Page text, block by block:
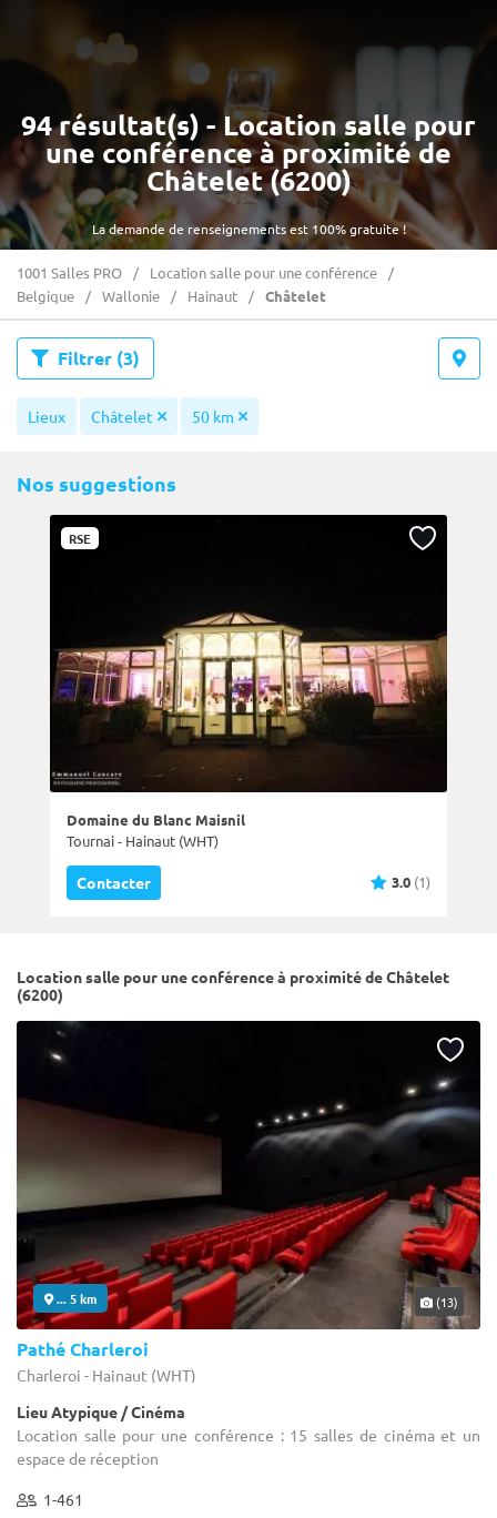
La demande de renseignements est 100% gratuite !
94 résultat(s) - Location salle pour
une conférence à proximité de
Châtelet (6200)
1001 Salles PRO
Location salle pour une conférence
Belgique
Wallonie Hainaut Châtelet
Filtrer (3)
Lieux Châtelet 50 km
Nos suggestions
RSE
Domaine du Blanc Maisnil
Tournai - Hainaut (WHT)
Contacter 3.0 (1)
Location salle pour une conférence à proximité de Châtelet
(6200)
... 5 km (13)
Pathé Charleroi
Charleroi - Hainaut (WHT)
Lieu Atypique / Cinéma
Location salle pour une conférence : 15 salles de cinéma et un
espace de réception
1-461